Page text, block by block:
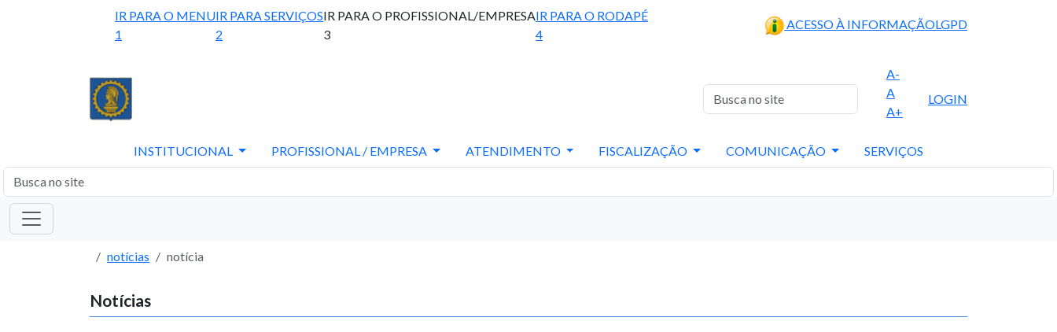
IR PARA O MENU
1
IR PARA SERVIÇOS
2
IR PARA O PROFISSIONAL/EMPRESA
3
IR PARA O RODAPÉ
4
ACESSO À INFORMAÇÃOLGPD
A-
A
A+
LOGIN
INSTITUCIONAL PROFISSIONAL / EMPRESA ATENDIMENTO FISCALIZAÇÃO COMUNICAÇÃO SERVIÇOS
notícias notícia
Notícias